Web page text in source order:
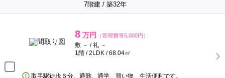
7階建 / 築32年
8 万円 （管理費等5,000円）
敷 － / 礼 －
1階 / 2LDK / 68.04㎡
取手駅徒歩６分。通勤、通学、買い物、生活便利です。